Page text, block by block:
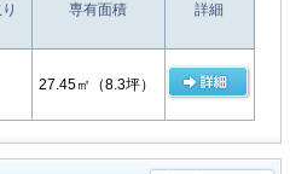
専有面積 詳細
27.45㎡ （8.3坪）